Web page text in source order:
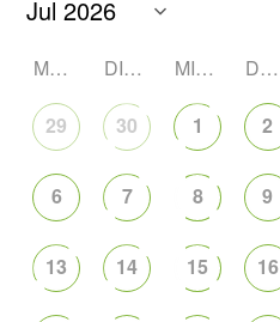
MONTAG DIENSTAG MITTWOCH DONNERSTAG
29 30 1 2
6 7 8 9
13 14 15 16